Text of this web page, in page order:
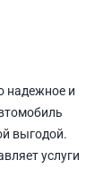
надежное и
выгодой.
услуги